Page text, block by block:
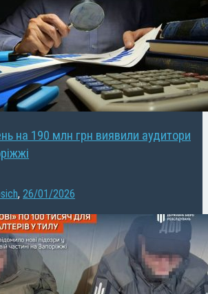
на 190 млн грн виявили аудитори
, 26/01/2026